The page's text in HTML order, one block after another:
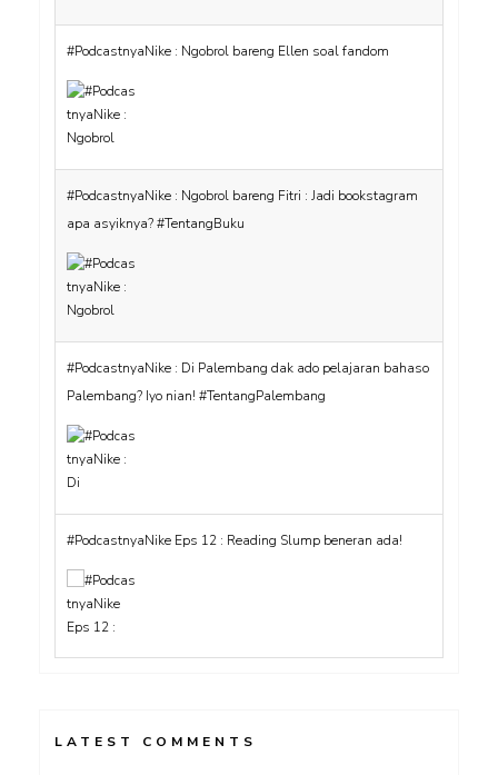
#PodcastnyaNike : Ngobrol bareng Ellen soal fandom
#PodcastnyaNike : Ngobrol bareng Fitri : Jadi bookstagram
apa asyiknya? #TentangBuku
#PodcastnyaNike : Di Palembang dak ado pelajaran bahaso
Palembang? Iyo nian! #TentangPalembang
#PodcastnyaNike Eps 12 : Reading Slump beneran ada!
LATEST COMMENTS